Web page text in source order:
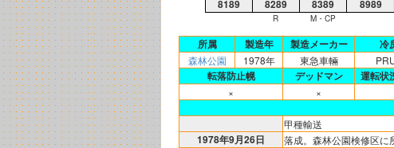
8189
8289
8389
8989
R M・CP
所属 製造年 製造メーカー 冷
森林公園 1978年 東急車輛
転落防止幌 デッドマン 運転状
× ×
甲種輸送
1978年9月26日
落成。森林公園検修区に